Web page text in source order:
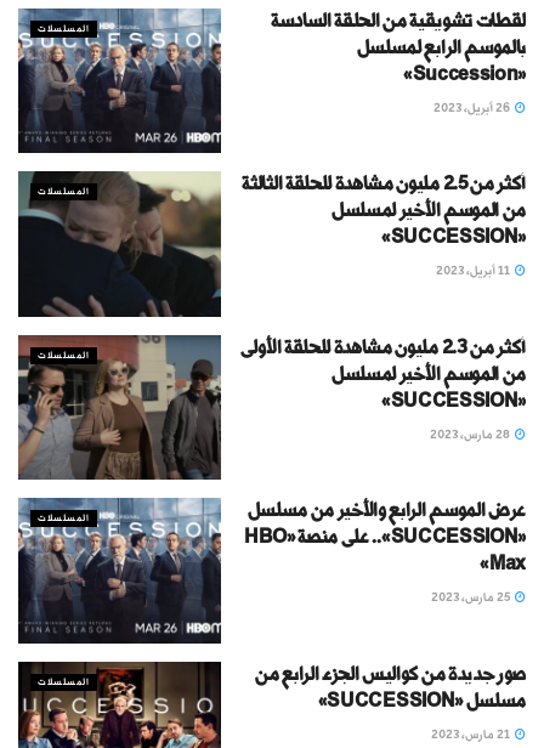
المسلسلات
لقطات تشويقية من الحلقة السادسة
بالموسم الرابع لمسلسل
«Succession»
المسلسلات
أكثر من 2.5 مليون مشاهدة للحلقة الثالثة
من الموسم الأخير لمسلسل
«SUCCESSION»
المسلسلات
أكثر من 2.3 مليون مشاهدة للحلقة الأولى
من الموسم الأخير لمسلسل
«SUCCESSION»
المسلسلات
عرض الموسم الرابع والأخير من مسلسل
«SUCCESSION».. على منصة «HBO
Max»
المسلسلات
صور جديدة من كواليس الجزء الرابع من
مسلسل «SUCCESSION»